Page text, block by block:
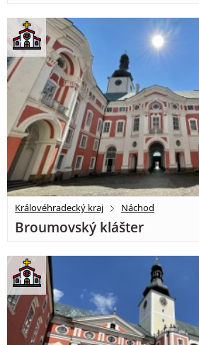
Královéhradecký kraj Náchod
Broumovský klášter